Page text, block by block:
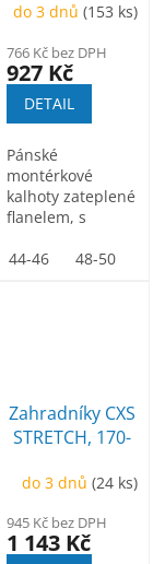
58 62
52 54
zimní, pánské,
do 3 dnů (153 ks)
766 Kč bez DPH
927 Kč
DETAIL
Pánské
montérkové
kalhoty zateplené
flanelem, s
náprsní kapsa s
44-46 48-50
Zahradníky CXS
STRETCH, 170-
středně modrá-
do 3 dnů (24 ks)
945 Kč bez DPH
1 143 Kč